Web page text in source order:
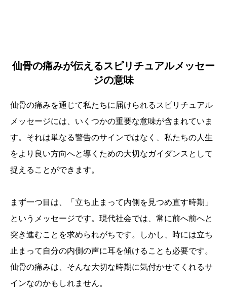
仙骨の痛みが伝えるスピリチュアルメッセー
ジの意味
仙骨の痛みを通じて私たちに届けられるスピリチュアル
メッセージには、いくつかの重要な意味が含まれていま
す。それは単なる警告のサインではなく、私たちの人生
をより良い方向へと導くための大切なガイダンスとして
捉えることができます。
まず一つ目は、「立ち止まって内側を見つめ直す時期」
というメッセージです。現代社会では、常に前へ前へと
突き進むことを求められがちです。しかし、時には立ち
止まって自分の内側の声に耳を傾けることも必要です。
仙骨の痛みは、そんな大切な時期に気付かせてくれるサ
インなのかもしれません。